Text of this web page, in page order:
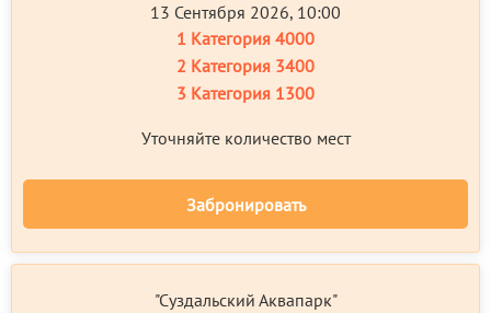
13 Сентября 2026, 10:00
1 Категория 4000
2 Категория 3400
3 Категория 1300
Уточняйте количество мест
Забронировать
"Суздальский Аквапарк"